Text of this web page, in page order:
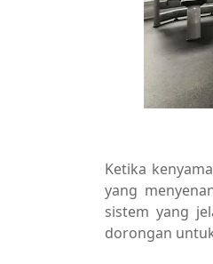
Ketika
yang
sistem yang
dorongan